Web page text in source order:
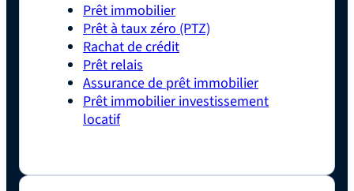
Prêt immobilier
Prêt à taux zéro (PTZ)
Rachat de crédit
Prêt relais
Assurance de prêt immobilier
Prêt immobilier investissement
locatif